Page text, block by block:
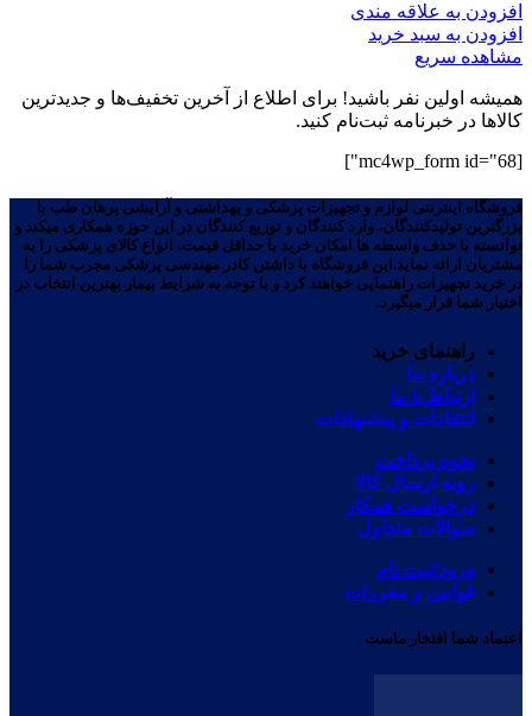
افزودن به علاقه مندی
افزودن به سبد خرید
مشاهده سریع
همیشه اولین نفر باشید! برای اطلاع از آخرین تخفیف‌ها و جدیدترین
کالاها در خبرنامه ثبت‌نام کنید.
[mc4wp_form id="68"]
فروشگاه اینترنتی لوازم و تجهیزات پزشکی و بهداشتی و آرایشی پرهان طب با
بزرگترین تولیدکنندگان، وارد کنندگان و توزیع کنندگان در این حوزه همکاری میکند و
توانسته با حذف واسطه ها امکان خرید با حداقل قیمت، انواع کالای پزشکی را به
مشتریان ارائه نماید.این فروشگاه با داشتن کادر مهندسی پزشکی مجرب شما را
در خرید تجهیزات راهنمایی خواهند کرد و با توجه به شرایط بیمار بهترین انتخاب در
اختیار شما قرار میگیرد.
راهنمای خرید
درباره ما
ارتباط با ما
انتقادات و پیشنهادات
نحوه پرداخت
رویه ارسال کالا
درخواست همکار
سوالات متداول
ورود/ثبت نام
قوانین و مقررات
اعتماد شما افتخار ماست